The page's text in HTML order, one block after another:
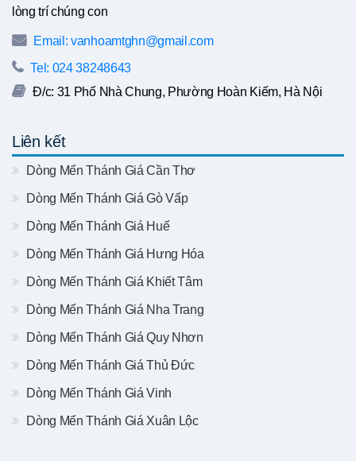
lòng trí chúng con
Email: vanhoamtghn@gmail.com
Tel: 024 38248643
Đ/c: 31 Phố Nhà Chung, Phường Hoàn Kiếm, Hà Nội
Liên kết
Dòng Mến Thánh Giá Cần Thơ
Dòng Mến Thánh Giá Gò Vấp
Dòng Mến Thánh Giá Huế
Dòng Mến Thánh Giá Hưng Hóa
Dòng Mến Thánh Giá Khiết Tâm
Dòng Mến Thánh Giá Nha Trang
Dòng Mến Thánh Giá Quy Nhơn
Dòng Mến Thánh Giá Thủ Đức
Dòng Mến Thánh Giá Vinh
Dòng Mến Thánh Giá Xuân Lộc